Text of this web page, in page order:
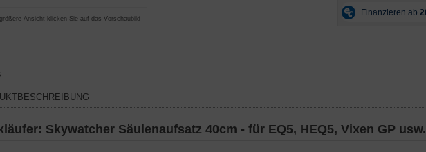
Ansicht klicken Sie auf das Vorschaubild
Skywatcher Säulenaufsatz 40cm - für EQ5, HEQ5, Vixen GP usw.